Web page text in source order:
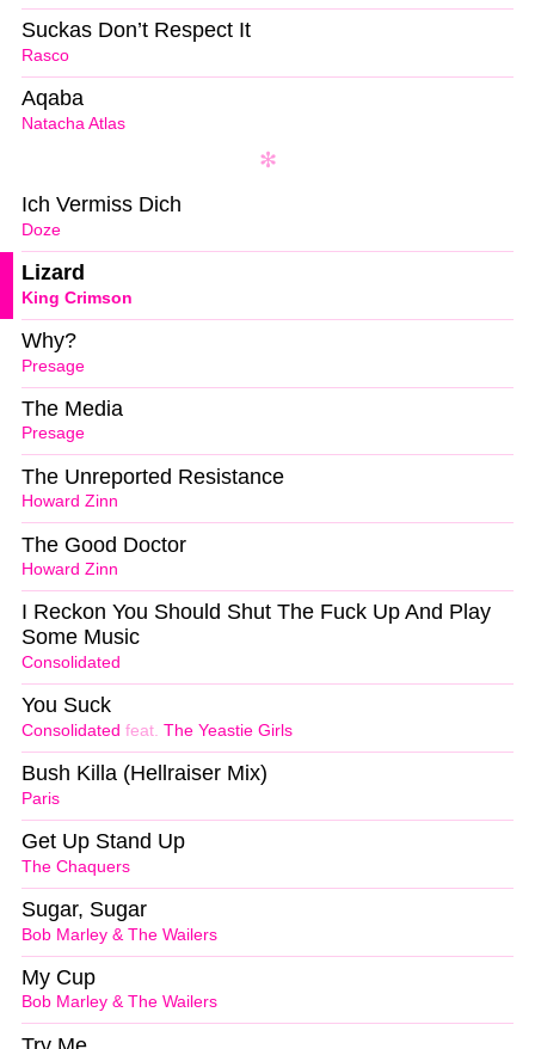
Rasco
Suckas Don’t Respect It
Natacha Atlas
Aqaba
Doze
Ich Vermiss Dich
King Crimson
Lizard
Presage
Why?
Presage
The Media
Howard Zinn
The Unreported Resistance
Howard Zinn
The Good Doctor
Consolidated
I Reckon You Should Shut The Fuck Up And Play
Some Music
Consolidated feat. The Yeastie Girls
You Suck
Paris
Bush Killa (Hellraiser Mix)
The Chaquers
Get Up Stand Up
Bob Marley & The Wailers
Sugar, Sugar
Bob Marley & The Wailers
My Cup